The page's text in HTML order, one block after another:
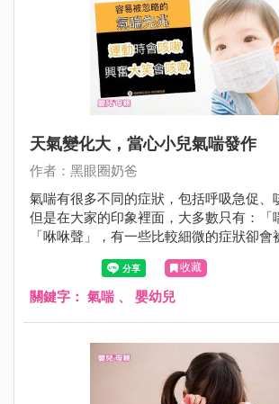
天氣變化大，當心小兒氣喘發作
作者：黑眼圈奶爸
氣喘有很多不同的症狀，包括呼吸急促、
但是在大家的印象裡面，大多數只有：「
「咻咻聲」，有一些比較細微的症狀卻會
Dr.的觀察「運動時候會咳嗽」和「笑得太
嗽」是最容易被父母忽略的。
收藏
關鍵字： 氣喘、 嬰幼兒